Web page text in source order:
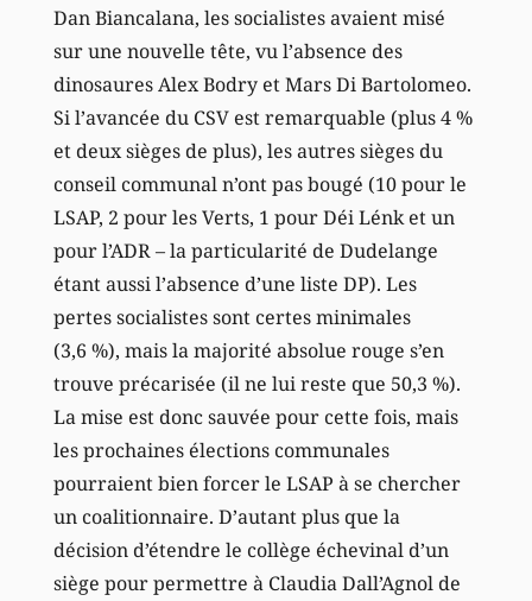
Dan Biancalana, les socialistes avaient misé
sur une nouvelle tête, vu l’absence des
dinosaures Alex Bodry et Mars Di Bartolomeo.
Si l’avancée du CSV est remarquable (plus 4 %
et deux sièges de plus), les autres sièges du
conseil communal n’ont pas bougé (10 pour le
LSAP, 2 pour les Verts, 1 pour Déi Lénk et un
pour l’ADR – la particularité de Dudelange
étant aussi l’absence d’une liste DP). Les
pertes socialistes sont certes minimales
(3,6 %), mais la majorité absolue rouge s’en
trouve précarisée (il ne lui reste que 50,3 %).
La mise est donc sauvée pour cette fois, mais
les prochaines élections communales
pourraient bien forcer le LSAP à se chercher
un coalitionnaire. D’autant plus que la
décision d’étendre le collège échevinal d’un
siège pour permettre à Claudia Dall’Agnol de